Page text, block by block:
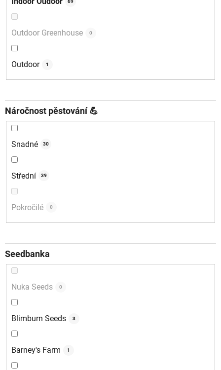
69
Outdoor Greenhouse 0
Outdoor 1
Náročnost pěstování 💪
Snadné 30
Střední 39
Pokročilé 0
Seedbanka
Nuka Seeds 0
Blimburn Seeds 3
Barney's Farm 1